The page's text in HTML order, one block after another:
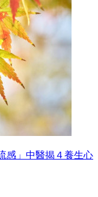
感」中醫揭４養生心